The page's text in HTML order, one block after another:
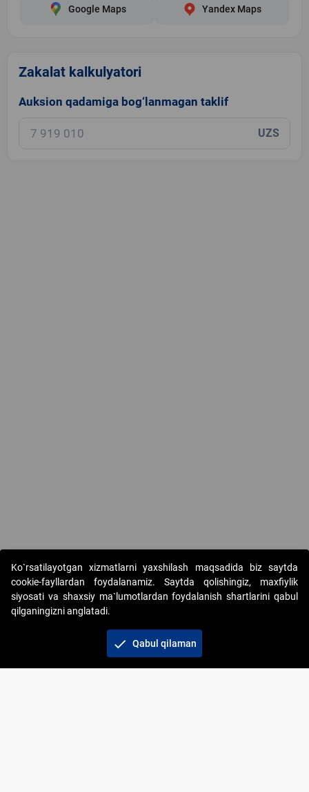
Google Maps Yandex Maps
Zakalat kalkulyatori
Auksion qadamiga bog‘lanmagan taklif
UZS
Copyright © 2017-2026. "Elektron onlayn-auksionlarni
tashkil etish" AJ. Barcha huquqlar himoyalangan
Ko`rsatilayotgan xizmatlarni yaxshilash maqsadida biz saytda
cookie-fayllardan foydalanamiz. Saytda qolishingiz, maxfiylik
siyosati va shaxsiy ma`lumotlardan foydalanish shartlarini qabul
qilganingizni anglatadi.
check Qabul qilaman